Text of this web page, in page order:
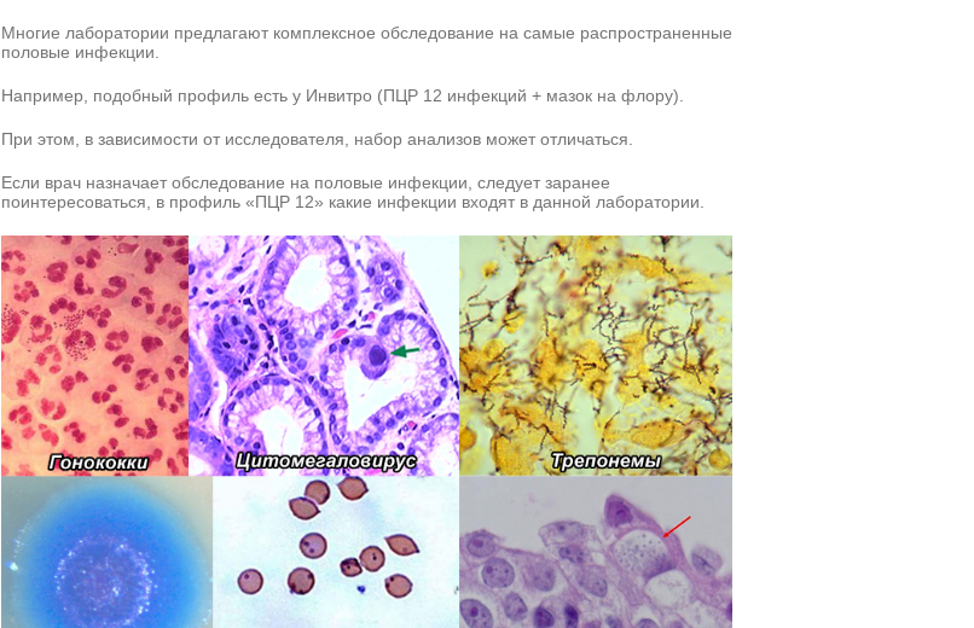
Многие лаборатории предлагают комплексное обследование на самые распространенные
половые инфекции.
Например, подобный профиль есть у Инвитро (ПЦР 12 инфекций + мазок на флору).
При этом, в зависимости от исследователя, набор анализов может отличаться.
Если врач назначает обследование на половые инфекции, следует заранее
поинтересоваться, в профиль «ПЦР 12» какие инфекции входят в данной лаборатории.